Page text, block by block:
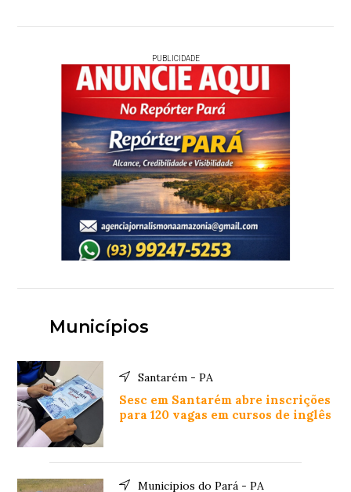
PUBLICIDADE
Municípios
Santarém - PA
Sesc em Santarém abre inscrições
para 120 vagas em cursos de inglês
Municipios do Pará - PA